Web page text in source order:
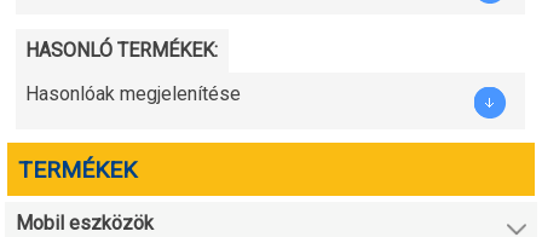
HASONLÓ TERMÉKEK:
Hasonlóak megjelenítése
TERMÉKEK
Mobil eszközök